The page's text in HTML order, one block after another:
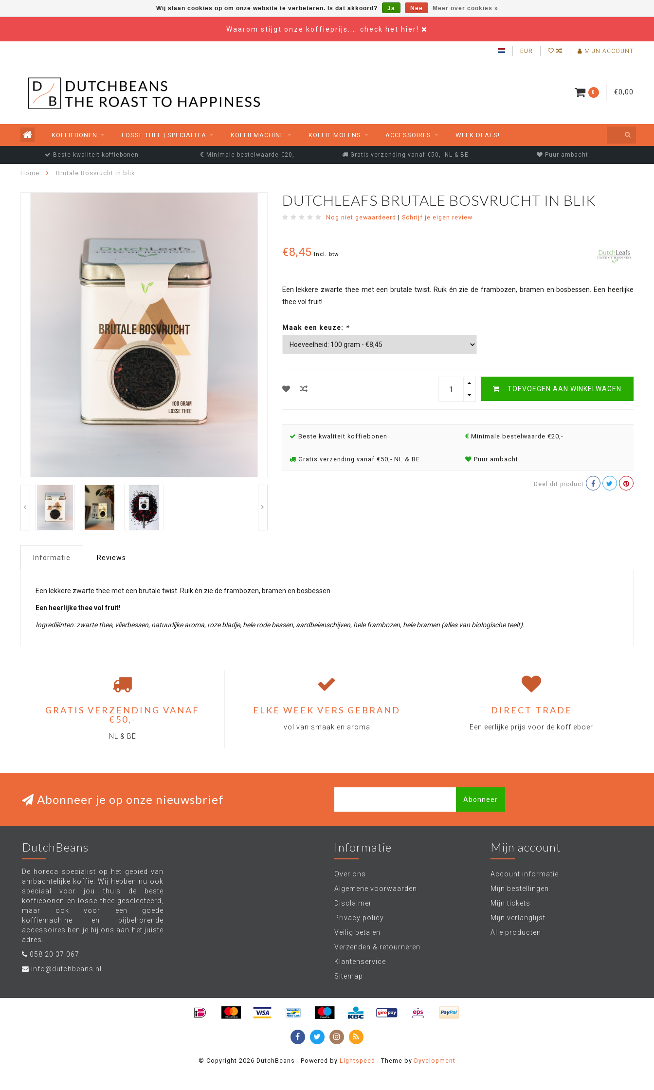
Waarom stijgt onze koffieprijs.... check het hier!
EUR MIJN ACCOUNT
0 €0,00
KOFFIEBONEN LOSSE THEE | SPECIALTEA KOFFIEMACHINE KOFFIE MOLENS ACCESSOIRES WEEK DEALS!
Beste kwaliteit koffiebonen Minimale bestelwaarde €20,- Gratis verzending vanaf €50,- NL & BE Puur ambacht
Home Brutale Bosvrucht in blik
DUTCHLEAFS BRUTALE BOSVRUCHT IN BLIK
Nog niet gewaardeerd | Schrijf je eigen review
€8,45 Incl. btw
Een lekkere zwarte thee met een brutale twist. Ruik én zie de frambozen, bramen en bosbessen. Een heerlijke
thee vol fruit!
Maak een keuze: *
TOEVOEGEN AAN WINKELWAGEN
Beste kwaliteit koffiebonen Minimale bestelwaarde €20,-
Gratis verzending vanaf €50,- NL & BE Puur ambacht
Deel dit product
Informatie Reviews
Een lekkere zwarte thee met een brutale twist. Ruik én zie de frambozen, bramen en bosbessen.
Een heerlijke thee vol fruit!
Ingrediënten: zwarte thee, vlierbessen, natuurlijke aroma, roze bladje, hele rode bessen, aardbeienschijven, hele frambozen, hele bramen (alles van biologische teelt).
Wij slaan cookies op om onze website te verbeteren. Is dat akkoord? Ja Nee Meer over cookies »
GRATIS VERZENDING VANAF
€50,-
NL & BE
ELKE WEEK VERS GEBRAND
vol van smaak en aroma
DIRECT TRADE
Een eerlijke prijs voor de koffieboer
Abonneer je op onze nieuwsbrief Abonneer
DutchBeans
De horeca specialist op het gebied van
ambachtelijke koffie. Wij hebben nu ook
speciaal voor jou thuis de beste
koffiebonen en losse thee geselecteerd,
maar ook voor een goede
koffiemachine en bijbehorende
accessoires ben je bij ons aan het juiste
adres.
058 20 37 067
info@dutchbeans.nl
Informatie
Over ons
Algemene voorwaarden
Disclaimer
Privacy policy
Veilig betalen
Verzenden & retourneren
Klantenservice
Sitemap
Mijn account
Account informatie
Mijn bestellingen
Mijn tickets
Mijn verlanglijst
Alle producten
© Copyright 2026 DutchBeans - Powered by Lightspeed - Theme by Dyvelopment